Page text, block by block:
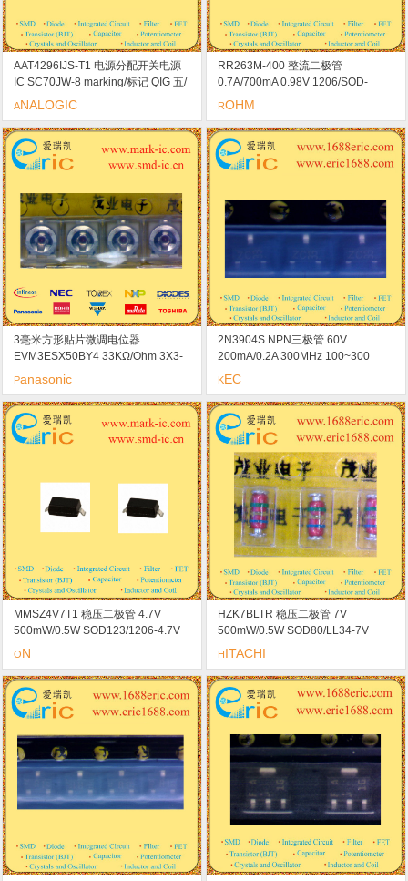
AAT4296IJS-T1 电源分配开关电源
IC SC70JW-8 marking/标记 QIG 五/
六通道推/拉I / O扩展
ANALOGIC
RR263M-400 整流二极管
0.7A/700mA 0.98V 1206/SOD-
123/PMDU 标记23
ROHM
3毫米方形贴片微调电位器
EVM3ESX50BY4 33KΩ/Ohm 3X3-
33K marking/标记 Y4
Panasonic
2N3904S NPN三极管 60V
200mA/0.2A 300MHz 100~300
300mV/0.3V SOT-23/SC-59
KEC
MMSZ4V7T1 稳压二极管 4.7V
500mW/0.5W SOD123/1206-4.7V
marking/标记 U3X
ON
HZK7BLTR 稳压二极管 7V
500mW/0.5W SOD80/LL34-7V
marking/标记 低齐纳阻抗/低泄漏电
HITACHI